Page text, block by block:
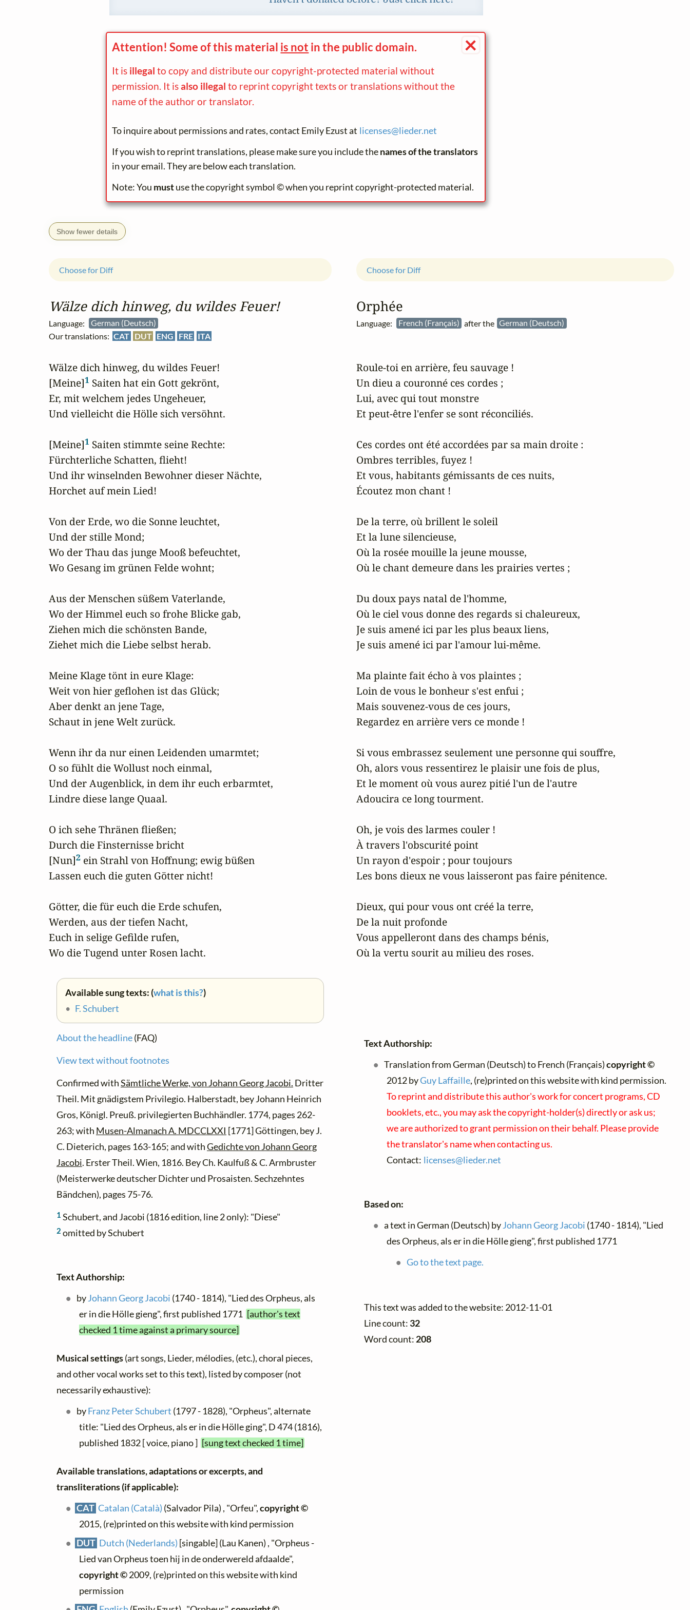
×
Attention! Some of this material is not in the public domain.
It is illegal to copy and distribute our copyright-protected material without
permission. It isalso illegal to reprint copyright texts or translations without the
name of the author or translator.
To inquire about permissions and rates, contact Emily Ezust at licenses@lieder.net
If you wish to reprint translations, please make sure you include thenames of the translators
in your email. They are below each translation.
Note: You mustuse the copyright symbol © when you reprint copyright-protected material.
Show fewer details
Wälze dich hinweg, du wildes Feuer!
Language:
German (Deutsch)
Our translations: CAT DUT ENG FRE ITA
Choose for Diff
Wälze dich hinweg, du wildes Feuer!
[Meine]1 Saiten hat ein Gott gekrönt,
Er, mit welchem jedes Ungeheuer,
Und vielleicht die Hölle sich versöhnt.
[Meine]1 Saiten stimmte seine Rechte:
Fürchterliche Schatten, flieht!
Und ihr winselnden Bewohner dieser Nächte,
Horchet auf mein Lied!
Von der Erde, wo die Sonne leuchtet,
Und der stille Mond;
Wo der Thau das junge Mooß befeuchtet,
Wo Gesang im grünen Felde wohnt;
Aus der Menschen süßem Vaterlande,
Wo der Himmel euch so frohe Blicke gab,
Ziehen mich die schönsten Bande,
Ziehet mich die Liebe selbst herab.
Meine Klage tönt in eure Klage:
Weit von hier geflohen ist das Glück;
Aber denkt an jene Tage,
Schaut in jene Welt zurück.
Wenn ihr da nur einen Leidenden umarmtet;
O so fühlt die Wollust noch einmal,
Und der Augenblick, in dem ihr euch erbarmtet,
Lindre diese lange Quaal.
O ich sehe Thränen fließen;
Durch die Finsternisse bricht
[Nun]2 ein Strahl von Hoffnung; ewig büßen
Lassen euch die guten Götter nicht!
Götter, die für euch die Erde schufen,
Werden, aus der tiefen Nacht,
Euch in selige Gefilde rufen,
Wo die Tugend unter Rosen lacht.
Available sung texts: (what is this?)
• F. Schubert
About the headline(FAQ)
View text without footnotes
Confirmed withSämtliche Werke, von Johann Georg Jacobi. Dritter
Theil. Mit gnädigstem Privilegio. Halberstadt, bey Johann Heinrich
Gros, Königl. Preuß. privilegierten Buchhändler. 1774, pages 262-
263; with Musen-Almanach A. MDCCLXXI [1771] Göttingen, bey J.
C. Dieterich, pages 163-165; and withGedichte von Johann Georg
Jacobi. Erster Theil. Wien, 1816. Bey Ch. Kaulfuß & C. Armbruster
(Meisterwerke deutscher Dichter und Prosaisten. Sechzehntes
Bändchen), pages 75-76.
1 Schubert, and Jacobi (1816 edition, line 2 only): "Diese"
2 omitted by Schubert
Text Authorship:
byJohann Georg Jacobi (1740 - 1814), "Lied des Orpheus, als
er in die Hölle gieng", first published 1771 [author's text
checked 1 time against a primary source]
Musical settings(art songs, Lieder, mélodies, (etc.), choral pieces,
and other vocal works set to this text), listed by composer (not
necessarily exhaustive):
byFranz Peter Schubert (1797 - 1828), "Orpheus", alternate
title: "Lied des Orpheus, als er in die Hölle ging", D 474 (1816),
published 1832 [ voice, piano ] [sung text checked 1 time]
Available translations, adaptations or excerpts, and
transliterations (if applicable):
CAT Catalan (Català) (Salvador Pila) , "Orfeu",copyright ©
2015, (re)printed on this website with kind permission
DUT Dutch (Nederlands) [singable] (Lau Kanen) , "Orpheus -
Lied van Orpheus toen hij in de onderwereld afdaalde",
copyright ©2009, (re)printed on this website with kind
permission
Orphée
Language: French (Français) after the German (Deutsch)
Choose for Diff
Roule-toi en arrière, feu sauvage !
Un dieu a couronné ces cordes ;
Lui, avec qui tout monstre
Et peut-être l'enfer se sont réconciliés.
Ces cordes ont été accordées par sa main droite :
Ombres terribles, fuyez !
Et vous, habitants gémissants de ces nuits,
Écoutez mon chant !
De la terre, où brillent le soleil
Et la lune silencieuse,
Où la rosée mouille la jeune mousse,
Où le chant demeure dans les prairies vertes ;
Du doux pays natal de l'homme,
Où le ciel vous donne des regards si chaleureux,
Je suis amené ici par les plus beaux liens,
Je suis amené ici par l'amour lui-même.
Ma plainte fait écho à vos plaintes ;
Loin de vous le bonheur s'est enfui ;
Mais souvenez-vous de ces jours,
Regardez en arrière vers ce monde !
Si vous embrassez seulement une personne qui souffre,
Oh, alors vous ressentirez le plaisir une fois de plus,
Et le moment où vous aurez pitié l'un de l'autre
Adoucira ce long tourment.
Oh, je vois des larmes couler !
À travers l'obscurité point
Un rayon d'espoir ; pour toujours
Les bons dieux ne vous laisseront pas faire pénitence.
Dieux, qui pour vous ont créé la terre,
De la nuit profonde
Vous appelleront dans des champs bénis,
Où la vertu sourit au milieu des roses.
Text Authorship:
Translation from German (Deutsch) to French (Français)copyright ©
2012 byGuy Laffaille, (re)printed on this website with kind permission.
To reprint and distribute this author's work for concert programs, CD
booklets, etc., you may ask the copyright-holder(s) directly or ask us;
we are authorized to grant permission on their behalf. Please provide
the translator's name when contacting us.
Contact: licenses@lieder.net
Based on:
a text in German (Deutsch) byJohann Georg Jacobi (1740 - 1814), "Lied
des Orpheus, als er in die Hölle gieng", first published 1771
Go to the text page.
This text was added to the website: 2012-11-01
Line count: 32
Word count: 208